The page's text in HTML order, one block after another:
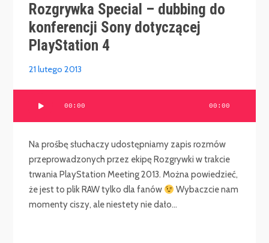
Rozgrywka Special – dubbing do
konferencji Sony dotyczącej
PlayStation 4
21 lutego 2013
00:00 00:00
Na prośbę słuchaczy udostępniamy zapis rozmów
przeprowadzonych przez ekipę Rozgrywki w trakcie
trwania PlayStation Meeting 2013. Można powiedzieć,
że jest to plik RAW tylko dla fanów
Wybaczcie nam
momenty ciszy, ale niestety nie dało...